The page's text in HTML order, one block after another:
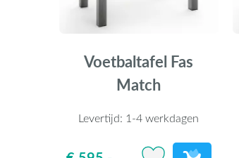
Voetbaltafel Fas
Match
Levertijd: 1-4 werkdagen